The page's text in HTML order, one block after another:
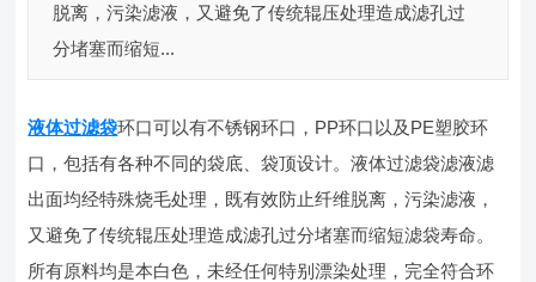
脱离，污染滤液，又避免了传统辊压处理造成滤孔过
分堵塞而缩短...
液体过滤袋环口可以有不锈钢环口，PP环口以及PE塑胶环
口，包括有各种不同的袋底、袋顶设计。液体过滤袋滤液滤
出面均经特殊烧毛处理，既有效防止纤维脱离，污染滤液，
又避免了传统辊压处理造成滤孔过分堵塞而缩短滤袋寿命。
所有原料均是本白色，未经任何特别漂染处理，完全符合环